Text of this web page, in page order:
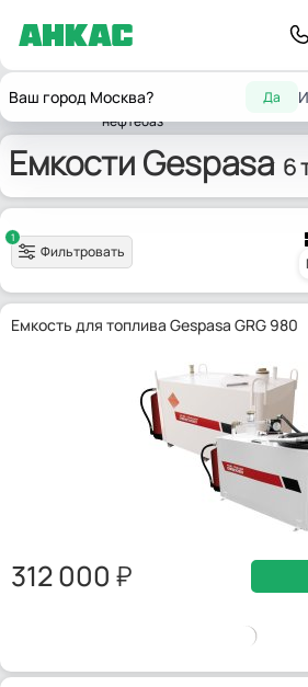
Ваш город Москва? Да
Главнаяавтозаправочных станций,
нефтебаз
Емкости Gespasa 6
1
Фильтровать
Емкость для топлива Gespasa GRG 980
312 000